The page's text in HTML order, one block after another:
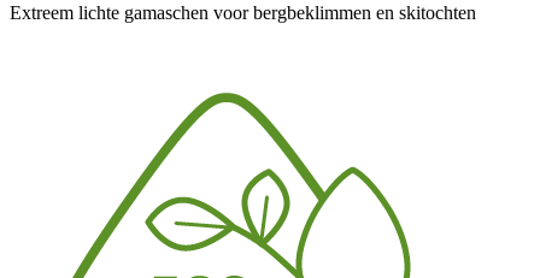
Extreem lichte gamaschen voor bergbeklimmen en skitochten